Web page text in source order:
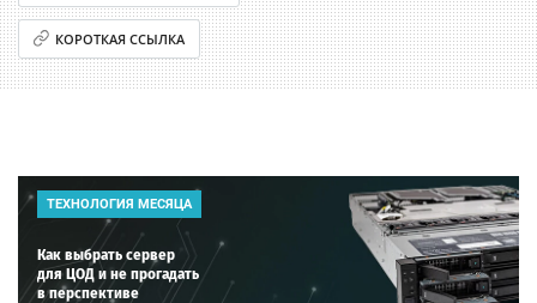
КОРОТКАЯ ССЫЛКА
ТЕХНОЛОГИЯ МЕСЯЦА
Как выбрать сервер
для ЦОД и не прогадать
в перспективе